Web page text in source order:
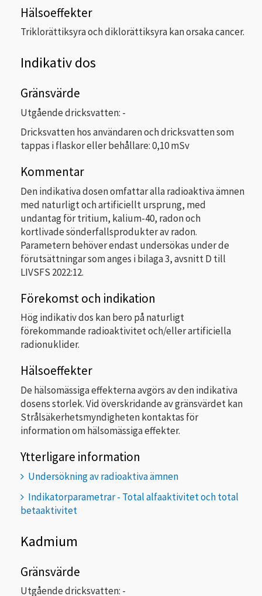
Hälsoeffekter
Triklorättiksyra och diklorättiksyra kan orsaka cancer.
Indikativ dos
Gränsvärde
Utgående dricksvatten: -
Dricksvatten hos användaren och dricksvatten som
tappas i flaskor eller behållare: 0,10 mSv
Kommentar
Den indikativa dosen omfattar alla radioaktiva ämnen
med naturligt och artificiellt ursprung, med
undantag för tritium, kalium-40, radon och
kortlivade sönderfallsprodukter av radon.
Parametern behöver endast undersökas under de
förutsättningar som anges i bilaga 3, avsnitt D till
LIVSFS 2022:12.
Förekomst och indikation
Hög indikativ dos kan bero på naturligt
förekommande radioaktivitet och/eller artificiella
radionuklider.
Hälsoeffekter
De hälsomässiga effekterna avgörs av den indikativa
dosens storlek. Vid överskridande av gränsvärdet kan
Strålsäkerhetsmyndigheten kontaktas för
information om hälsomässiga effekter.
Ytterligare information
Undersökning av radioaktiva ämnen
Indikatorparametrar - Total alfaaktivitet och total
betaaktivitet
Kadmium
Gränsvärde
Utgående dricksvatten: -